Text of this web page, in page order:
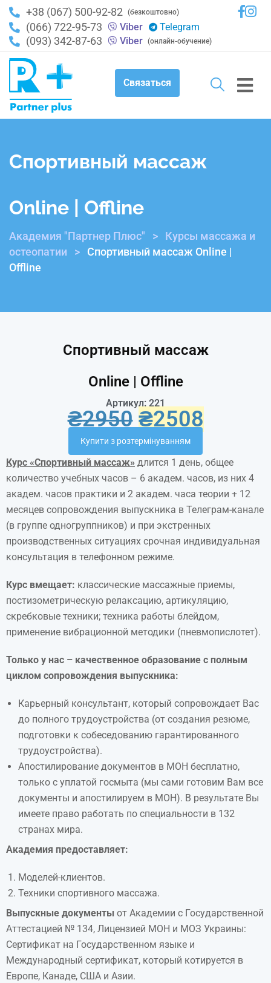
+38 (067) 500-92-82 (безкоштовно)
(066) 722-95-73 Viber Telegram
(093) 342-87-63 Viber (онлайн-обучение)
Связаться
Спортивный массаж
Online | Offline
Академия "Партнер Плюс" >
Курсы массажа и
остеопатии
>
Спортивный массаж Online |
Offline
Спортивный массаж
Online | Offline
Артикул: 221
₴2950 ₴2508
Купити з розтермінуванням
Курс «Спортивный массаж» длится 1 день, общее
количество учебных часов – 6 академ. часов, из них 4
академ. часов практики и 2 академ. часа теории + 12
месяцев сопровождения выпускника в Телеграм-канале
(в группе одногруппников) и при экстренных
производственных ситуациях срочная индивидуальная
консультация в телефонном режиме.
Курс вмещает: классические массажные приемы,
постизометрическую релаксацию, артикуляцию,
скребковые техники; техника работы блейдом,
применение вибрационной методики (пневмопислотет).
Только у нас – качественное образование с полным
циклом сопровождения выпускника:
Карьерный консультант, который сопровождает Вас
до полного трудоустройства (от создания резюме,
подготовки к собеседованию гарантированного
трудоустройства).
Апостилирование документов в МОН бесплатно,
только с уплатой госмыта (мы сами готовим Вам все
документы и апостилируем в МОН). В результате Вы
имеете право работать по специальности в 132
странах мира.
Академия предоставляет:
Моделей-клиентов.
Техники спортивного массажа.
Выпускные документы от Академии с Государственной
Аттестацией № 134, Лицензией МОН и МОЗ Украины:
Сертификат на Государственном языке и
Международный сертификат, который котируется в
Европе, Канаде, США и Азии.